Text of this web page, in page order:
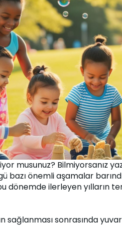
musunuz? Bilmiyorsanız
önemli aşamalar
dönemde ilerleyen yılların
sonrasında